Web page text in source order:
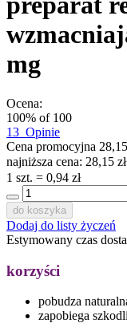
mg
Ocena:
100% of 100
13 Opinie
Cena promocyjna
najniższa cena: 28,15 zł
1 szt. = 0,94 zł
do koszyka
Dodaj do listy życzeń
Estymowany czas
korzyści
pobudza
zapobiega